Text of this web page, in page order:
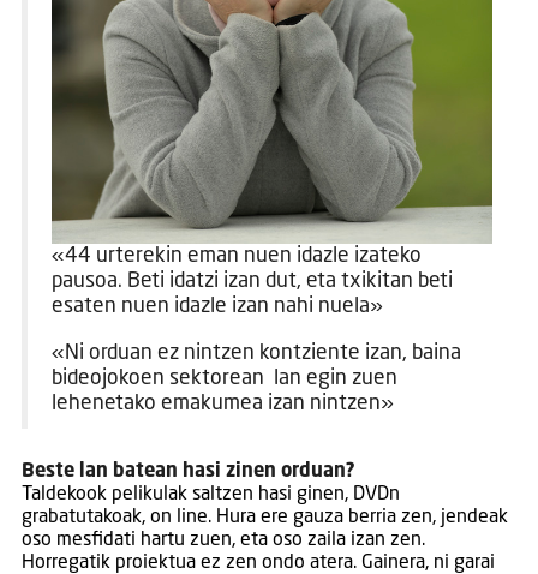
«44 urterekin eman nuen idazle izateko
pausoa. Beti idatzi izan dut, eta txikitan beti
esaten nuen idazle izan nahi nuela»
«Ni orduan ez nintzen kontziente izan, baina
bideojokoen sektorean lan egin zuen
lehenetako emakumea izan nintzen»
Beste lan batean hasi zinen orduan?
Taldekook pelikulak saltzen hasi ginen, DVDn
grabatutakoak, on line. Hura ere gauza berria zen, jendeak
oso mesfidati hartu zuen, eta oso zaila izan zen.
Horregatik proiektua ez zen ondo atera. Gainera, ni garai